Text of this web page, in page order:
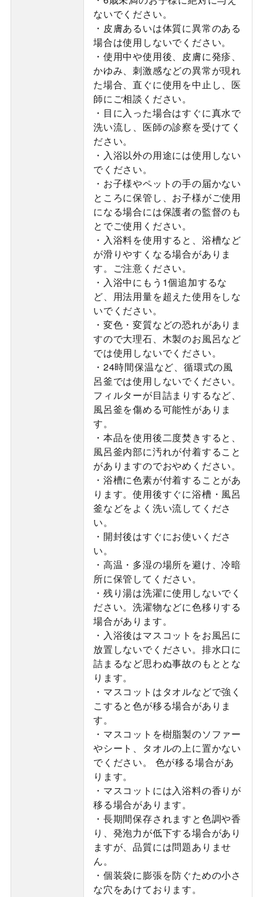
ないでください。
・皮膚あるいは体質に異常のある
場合は使用しないでください。
・使用中や使用後、皮膚に発疹、
かゆみ、刺激感などの異常が現れ
た場合、直ぐに使用を中止し、医
師にご相談ください。
・目に入った場合はすぐに真水で
洗い流し、医師の診察を受けてく
ださい。
・入浴以外の用途には使用しない
でください。
・お子様やペットの手の届かない
ところに保管し、お子様がご使用
になる場合には保護者の監督のも
とでご使用ください。
・入浴料を使用すると、浴槽など
が滑りやすくなる場合がありま
す。ご注意ください。
・入浴中にもう1個追加するな
ど、用法用量を超えた使用をしな
いでください。
・変色・変質などの恐れがありま
すので大理石、木製のお風呂など
では使用しないでください。
・24時間保温など、循環式の風
呂釜では使用しないでください。
フィルターが目詰まりするなど、
風呂釜を傷める可能性がありま
す。
・本品を使用後二度焚きすると、
風呂釜内部に汚れが付着すること
がありますのでおやめください。
・浴槽に色素が付着することがあ
ります。使用後すぐに浴槽・風呂
釜などをよく洗い流してくださ
い。
・開封後はすぐにお使いくださ
い。
・高温・多湿の場所を避け、冷暗
所に保管してください。
・残り湯は洗濯に使用しないでく
ださい。洗濯物などに色移りする
場合があります。
・入浴後はマスコットをお風呂に
放置しないでください。排水口に
詰まるなど思わぬ事故のもととな
ります。
・マスコットはタオルなどで強く
こすると色が移る場合がありま
す。
・マスコットを樹脂製のソファー
やシート、タオルの上に置かない
でください。 色が移る場合があ
ります。
・マスコットには入浴料の香りが
移る場合があります。
・長期間保存されますと色調や香
り、発泡力が低下する場合があり
ますが、品質には問題ありませ
ん。
・個装袋に膨張を防ぐための小さ
な穴をあけております。